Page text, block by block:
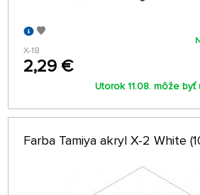
X-18
2,29 €
Utorok 11.08. môže byť
Farba Tamiya akryl X-2 White